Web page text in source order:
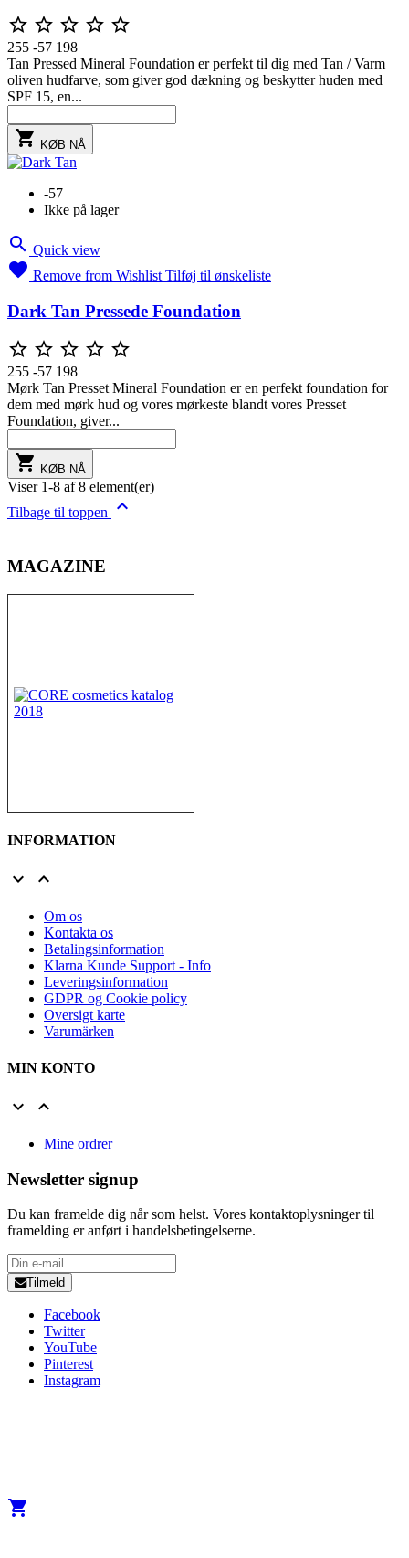
    
255 -57 198
Tan Pressed Mineral Foundation er perfekt til dig med Tan / Varm
oliven hudfarve, som giver god dækning og beskytter huden med
SPF 15, en...
 KØB NÅ
-57
Ikke på lager
 Quick view
 Remove from Wishlist Tilføj til ønskeliste
Dark Tan Pressede Foundation
    
255 -57 198
Mørk Tan Presset Mineral Foundation er en perfekt foundation for
dem med mørk hud og vores mørkeste blandt vores Presset
Foundation, giver...
 KØB NÅ
Viser 1-8 af 8 element(er)
Tilbage til toppen 
MAGAZINE
INFORMATION
 
Om os
Kontakta os
Betalingsinformation
Klarna Kunde Support - Info
Leveringsinformation
GDPR og Cookie policy
Oversigt karte
Varumärken
MIN KONTO
 
Mine ordrer
Newsletter signup
Du kan framelde dig når som helst. Vores kontaktoplysninger til
framelding er anført i handelsbetingelserne.
Tilmeld
Facebook
Twitter
YouTube
Pinterest
Instagram
